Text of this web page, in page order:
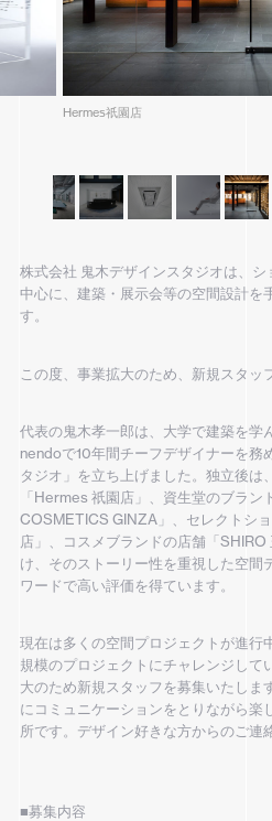
Hermes祇園店
株式会社 鬼木デザインスタジオは、
中心に、建築・展示会等の空間設計を
す。
この度、事業拡大のため、新規スタッ
代表の鬼木孝一郎は、大学で建築を学
nendoで10年間チーフデザイナーを務
タジオ」を立ち上げました。独立後は
「Hermes 祇園店」、資生堂のブラ
COSMETICS GINZA」、セレクトシ
店」、コスメブランドの店舗「
け、そのストーリー性を重視した空間
ワードで高い評価を得ています。
現在は多くの空間プロジェクトが進行
規模のプロジェクトにチャレンジして
大のため新規スタッフを募集いたしま
にコミュニケーションをとりながら楽
所です。デザイン好きな方からのご連
■募集内容